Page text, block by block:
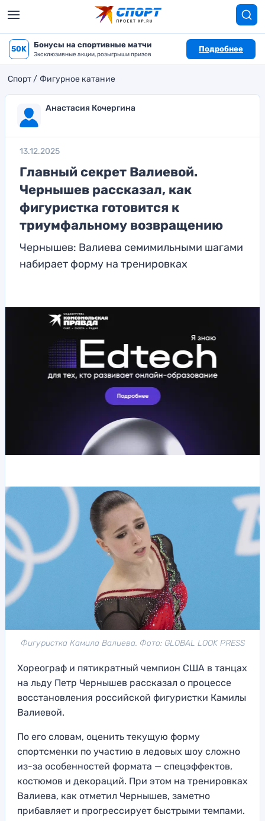
50K Бонусы на спортивные матчи
Эксклюзивные акции, розыгрыши призов
Подробнее
Спорт Фигурное катание
Анастасия Кочергина
13.12.2025
Главный секрет Валиевой.
Чернышев рассказал, как
фигуристка готовится к
триумфальному возвращению
Чернышев: Валиева семимильными шагами
набирает форму на тренировках
Фигуристка Камила Валиева. Фото: GLOBAL LOOK PRESS
Хореограф и пятикратный чемпион США в танцах
на льду Петр Чернышев рассказал о процессе
восстановления российской фигуристки Камилы
Валиевой.
По его словам, оценить текущую форму
спортсменки по участию в ледовых шоу сложно
из-за особенностей формата — спецэффектов,
костюмов и декораций. При этом на тренировках
Валиева, как отметил Чернышев, заметно
прибавляет и прогрессирует быстрыми темпами.